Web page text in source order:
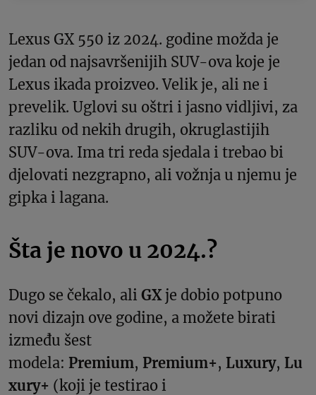
Lexus GX 550 iz 2024. godine možda je
jedan od najsavršenijih SUV-ova koje je
Lexus ikada proizveo. Velik je, ali ne i
prevelik. Uglovi su oštri i jasno vidljivi, za
razliku od nekih drugih, okruglastijih
SUV-ova. Ima tri reda sjedala i trebao bi
djelovati nezgrapno, ali vožnja u njemu je
gipka i lagana.
Šta je novo u 2024.?
Dugo se čekalo, ali GX je dobio potpuno
novi dizajn ove godine, a možete birati
između šest
modela: Premium, Premium+, Luxury, Lu
xury+ (koji je testirao i